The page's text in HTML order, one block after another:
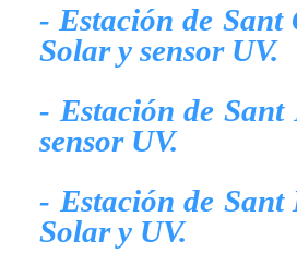
- Estación de Sant
Solar y sensor UV.
- Estación de Sant
sensor UV.
- Estación de Sant
Solar y UV.